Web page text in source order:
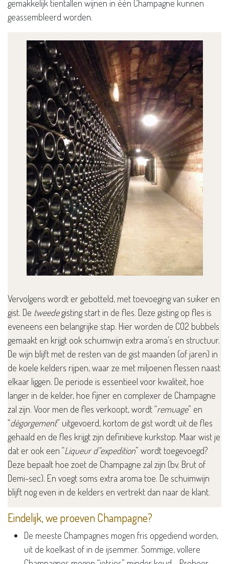
gemakkelijk tientallen wijnen in één Champagne kunnen
geassembleerd worden.
Vervolgens wordt er gebotteld, met toevoeging van suiker en
gist. De tweedegisting start in de fles. Deze gisting op fles is
eveneens een belangrijke stap. Hier worden de CO2 bubbels
gemaakt en krijgt ook schuimwijn extra aroma’s en structuur.
De wijn blijft met de resten van de gist maanden (of jaren) in
de koele kelders rijpen, waar ze met miljoenen flessen naast
elkaar liggen. De periode is essentieel voor kwaliteit, hoe
langer in de kelder, hoe fijner en complexer de Champagne
zal zijn. Voor men de fles verkoopt, wordt “remuage” en
“dégorgement” uitgevoerd, kortom de gist wordt uit de fles
gehaald en de fles krijgt zijn definitieve kurkstop. Maar wist je
dat er ook een “Liqueur d”expedition” wordt toegevoegd?
Deze bepaalt hoe zoet de Champagne zal zijn (bv. Brut of
Demi-sec). En voegt soms extra aroma toe. De schuimwijn
blijft nog even in de kelders en vertrekt dan naar de klant.
Eindelijk, w​e proeven Champagne?
De meeste Champagnes mogen fris opgediend worden,
uit de koelkast of in de ijsemmer. Sommige, vollere